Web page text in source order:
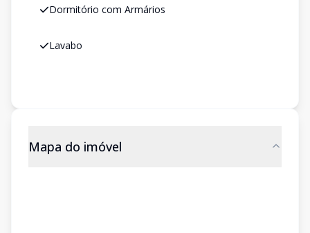
Dormitório com Armários
Lavabo
Mapa do imóvel